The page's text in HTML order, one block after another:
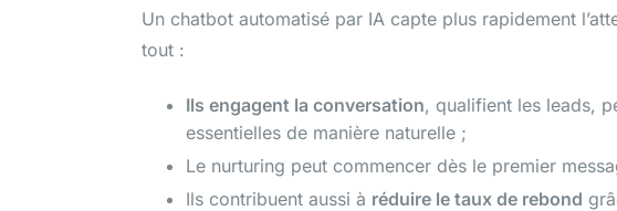
Un chatbot automatisé par IA capte plus rapidement
tout :
Ils engagent la conversation, qualifient les leads,
essentielles de manière naturelle ;
Le nurturing peut commencer dès le premier
Ils contribuent aussi à réduire le taux de rebond